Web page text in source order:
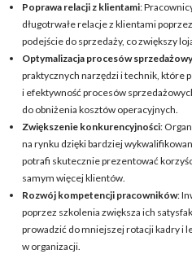
Poprawa relacji z klientami:
długotrwałe relacje z klientami
podejście do sprzedaży, co zwiększy
Optymalizacja procesów
praktycznych narzędzi i technik, które
i efektywność procesów
do obniżenia kosztów operacyjnych.
Zwiększenie konkurencyjności:
na rynku dzięki bardziej
potrafi skutecznie prezentować
samym więcej klientów.
Rozwój kompetencji pracowników:
poprzez szkolenia zwiększa ich
prowadzić do mniejszej rotacji kadry i
w organizacji.